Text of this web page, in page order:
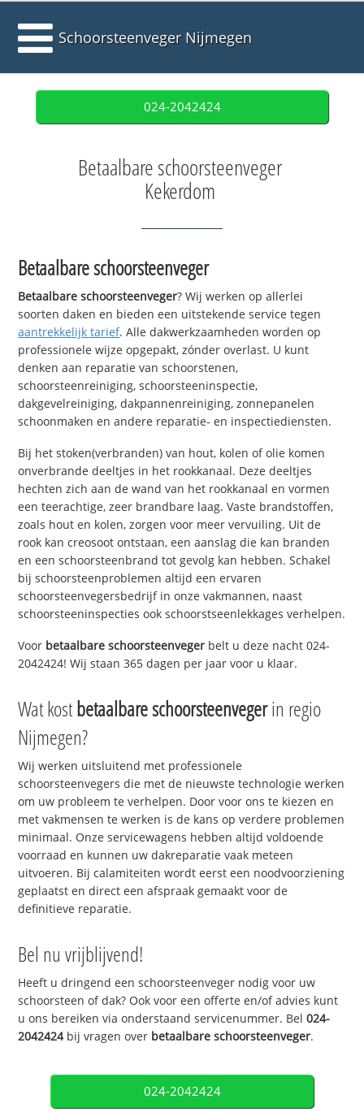
Schoorsteenveger Nijmegen
024-2042424
Betaalbare schoorsteenveger
Kekerdom
Betaalbare schoorsteenveger
Betaalbare schoorsteenveger? Wij werken op allerlei
soorten daken en bieden een uitstekende service tegen
aantrekkelijk tarief. Alle dakwerkzaamheden worden op
professionele wijze opgepakt, zónder overlast. U kunt
denken aan reparatie van schoorstenen,
schoorsteenreiniging, schoorsteeninspectie,
dakgevelreiniging, dakpannenreiniging, zonnepanelen
schoonmaken en andere reparatie- en inspectiediensten.
Bij het stoken(verbranden) van hout, kolen of olie komen
onverbrande deeltjes in het rookkanaal. Deze deeltjes
hechten zich aan de wand van het rookkanaal en vormen
een teerachtige, zeer brandbare laag. Vaste brandstoffen,
zoals hout en kolen, zorgen voor meer vervuiling. Uit de
rook kan creosoot ontstaan, een aanslag die kan branden
en een schoorsteenbrand tot gevolg kan hebben. Schakel
bij schoorsteenproblemen altijd een ervaren
schoorsteenvegersbedrijf in onze vakmannen, naast
schoorsteeninspecties ook schoorstseenlekkages verhelpen.
Voor betaalbare schoorsteenveger belt u deze nacht 024-
2042424! Wij staan 365 dagen per jaar voor u klaar.
Wat kostbetaalbare schoorsteenvegerin regio
Nijmegen?
Wij werken uitsluitend met professionele
schoorsteenvegers die met de nieuwste technologie werken
om uw probleem te verhelpen. Door voor ons te kiezen en
met vakmensen te werken is de kans op verdere problemen
minimaal. Onze servicewagens hebben altijd voldoende
voorraad en kunnen uw dakreparatie vaak meteen
uitvoeren. Bij calamiteiten wordt eerst een noodvoorziening
geplaatst en direct een afspraak gemaakt voor de
definitieve reparatie.
Bel nu vrijblijvend!
Heeft u dringend een schoorsteenveger nodig voor uw
schoorsteen of dak? Ook voor een offerte en/of advies kunt
u ons bereiken via onderstaand servicenummer. Bel024-
2042424bij vragen over betaalbare schoorsteenveger.
024-2042424